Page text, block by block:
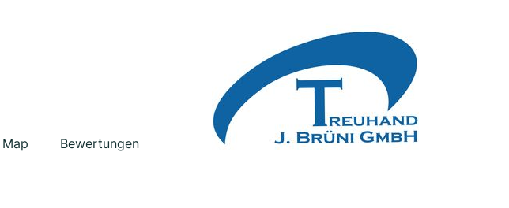
Map Bewertungen